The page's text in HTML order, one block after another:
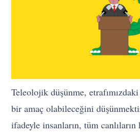
Teleolojik düşünme,
bir amaç olabileceğini
ifadeyle insanların, tüm